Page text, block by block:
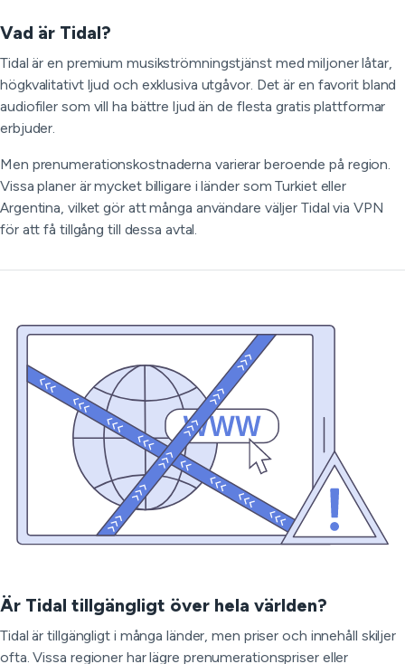
Vad är Tidal?
Tidal är en premium musikströmningstjänst med miljoner låtar,
högkvalitativt ljud och exklusiva utgåvor. Det är en favorit bland
audiofiler som vill ha bättre ljud än de flesta gratis plattformar
erbjuder.
Men prenumerationskostnaderna varierar beroende på region.
Vissa planer är mycket billigare i länder som Turkiet eller
Argentina, vilket gör att många användare väljer Tidal via VPN
för att få tillgång till dessa avtal.
Är Tidal tillgängligt över hela världen?
Tidal är tillgängligt i många länder, men priser och innehåll skiljer
ofta. Vissa regioner har lägre prenumerationspriser eller